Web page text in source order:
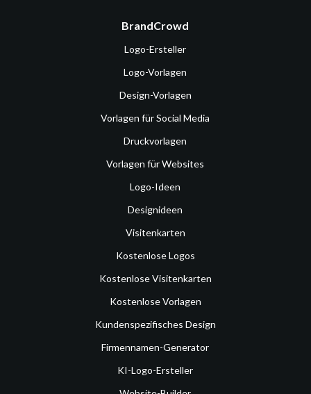
BrandCrowd
Logo-Ersteller
Logo-Vorlagen
Design-Vorlagen
Vorlagen für Social Media
Druckvorlagen
Vorlagen für Websites
Logo-Ideen
Designideen
Visitenkarten
Kostenlose Logos
Kostenlose Visitenkarten
Kostenlose Vorlagen
Kundenspezifisches Design
Firmennamen-Generator
KI-Logo-Ersteller